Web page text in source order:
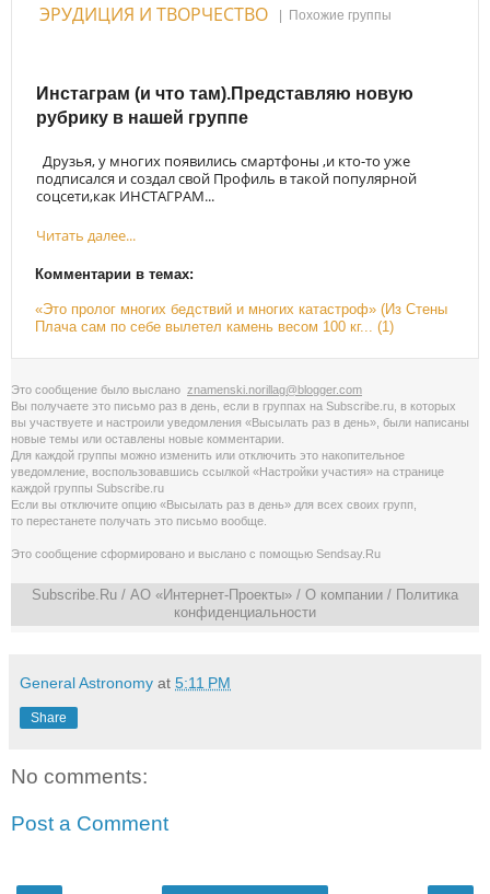
ЭРУДИЦИЯ И ТВОРЧЕСТВО | Похожие группы
Инстаграм (и что там).Представляю новую
рубрику в нашей группе
Друзья, у многих появились смартфоны ,и кто-то уже
подписался и создал свой Профиль в такой популярной
соцсети,как ИНСТАГРАМ...
Читать далее...
Комментарии в темах:
«Это пролог многих бедствий и многих катастроф» (Из Стены
Плача сам по себе вылетел камень весом 100 кг... (1)
Это сообщение было выслано znamenski.norillag@blogger.com
Вы получаете это письмо раз в день, если в группах на Subscribe.ru, в которых
вы участвуете и настроили уведомления «Высылать раз в день», были написаны
новые темы или оставлены новые комментарии.
Для каждой группы можно изменить или отключить это накопительное
уведомление, воспользовавшись cсылкой «Настройки участия» на странице
каждой группы Subscribe.ru
Если вы отключите опцию «Высылать раз в день» для всех своих групп,
то перестанете получать это письмо вообще.
Это сообщение сформировано и выслано с помощью Sendsay.Ru
Subscribe.Ru / АО «Интернет-Проекты» / О компании / Политика
конфиденциальности
General Astronomy at 5:11 PM
Share
No comments:
Post a Comment